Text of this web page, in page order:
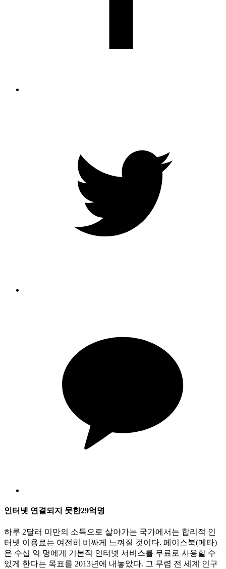
인터넷 연결되지 못한29억명
하루 2달러 미만의 소득으로 살아가는 국가에서는 합리적 인
터넷 이용료는 여전히 비싸게 느껴질 것이다. 페이스북(메타)
은 수십 억 명에게 기본적 인터넷 서비스를 무료로 사용할 수
있게 한다는 목표를 2013년에 내놓았다. 그 무렵 전 세계 인구